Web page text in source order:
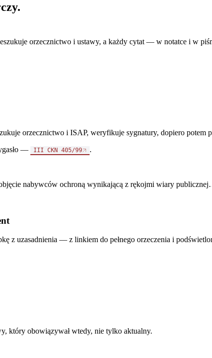
orzecznictwo i ustawy, a każdy cytat — w notatce i w
orzecznictwo i ISAP, weryfikuje sygnatury, dopiero potem
—
III CKN 405/99 .
nabywców ochroną wynikającą z rękojmi wiary
z uzasadnienia — z linkiem do pełnego orzeczenia i
który obowiązywał wtedy, nie tylko aktualny.